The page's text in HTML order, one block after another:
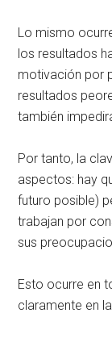
Lo mismo
los resultados
motivación por
resultados
también
Por tanto, la
aspectos: hay
futuro posible)
trabajan por
sus
Esto ocurre en
claramente en